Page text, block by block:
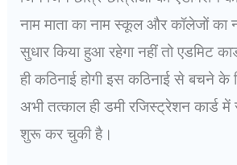
नाम माता का नाम स्कूल और कॉलेजों का
सुधार किया हुआ रहेगा नहीं तो एडमिट
ही कठिनाई होगी इस कठिनाई से बचने के
अभी तत्काल ही डमी रजिस्ट्रेशन कार्ड में
शुरू कर चुकी है।